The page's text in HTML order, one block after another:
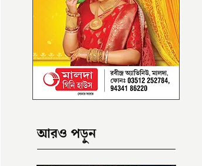
আরও পড়ুন